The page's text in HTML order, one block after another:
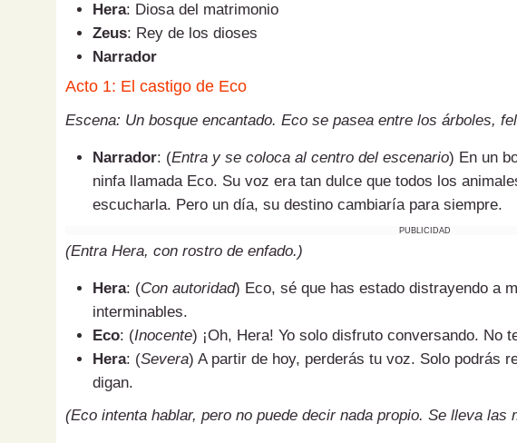
Hera: Diosa del matrimonio
Zeus: Rey de los dioses
Narrador
Acto 1: El castigo de Eco
Escena: Un bosque encantado. Eco se pasea entre los árboles,
Narrador: (Entra y se coloca al centro del escenario) En un
ninfa llamada Eco. Su voz era tan dulce que todos los
escucharla. Pero un día, su destino cambiaría para siempre.
PUBLICIDAD
(Entra Hera, con rostro de enfado.)
Hera: (Con autoridad) Eco, sé que has estado distrayendo a
interminables.
Eco: (Inocente) ¡Oh, Hera! Yo solo disfruto conversando. No
Hera: (Severa) A partir de hoy, perderás tu voz. Solo podrás
digan.
(Eco intenta hablar, pero no puede decir nada propio. Se lleva las